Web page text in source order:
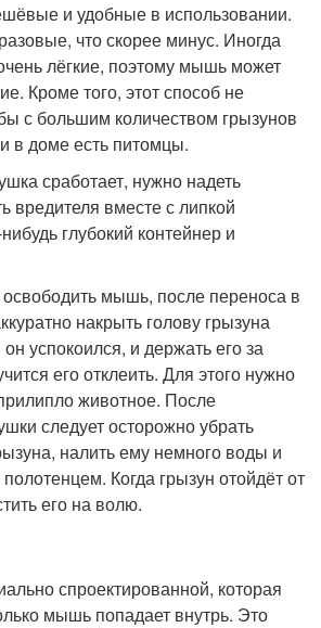
и удобные в использовании.
что скорее минус. Иногда
лёгкие, поэтому мышь может
Кроме того, этот способ не
с большим количеством грызунов
в доме есть питомцы.
сработает, нужно надеть
вредителя вместе с липкой
глубокий контейнер и
мышь, после переноса в
накрыть голову грызуна
успокоился, и держать его за
его отклеить. Для этого нужно
животное. После
следует осторожно убрать
налить ему немного воды и
Когда грызун отойдёт от
его на волю.
спроектированной, которая
мышь попадает внутрь. Это